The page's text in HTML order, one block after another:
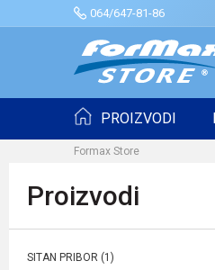
064/647-81-86
PROIZVODI
Formax Store
Proizvodi
SITAN PRIBOR (1)